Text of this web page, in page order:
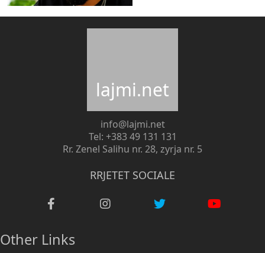
lajmi.net
info@lajmi.net
Tel: +383 49 131 131
Rr. Zenel Salihu nr. 28, zyrja nr. 5
RRJETET SOCIALE
Other Links